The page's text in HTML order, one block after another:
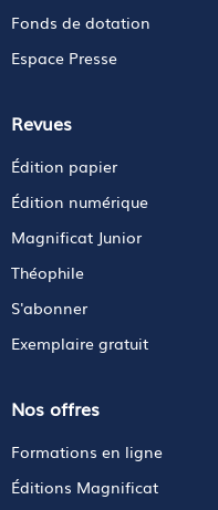
Fonds de dotation
Espace Presse
Revues
Édition papier
Édition numérique
Magnificat Junior
Théophile
S'abonner
Exemplaire gratuit
Nos offres
Formations en ligne
Éditions Magnificat